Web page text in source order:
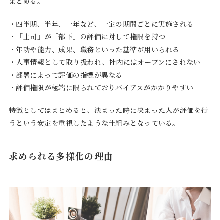
・四半期、半年、一年など、一定の期間ごとに実施される
・「上司」が「部下」の評価に対して権限を持つ
・年功や能力、成果、職務といった基準が用いられる
・人事情報として取り扱われ、社内にはオープンにされない
・部署によって評価の指標が異なる
・評価権限が極端に限られておりバイアスがかかりやすい
特徴としてはまとめると、決まった時に決まった人が評価を行
うという安定を重視したような仕組みとなっている。
求められる多様化の理由